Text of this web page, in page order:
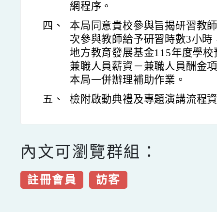
網程序。
四、
本局同意貴校參與旨揭研習教
次參與教師給予研習時數3小
地方教育發展基金115年度學
兼職人員薪資－兼職人員酬金
本局一併辦理補助作業。
五、
檢附啟動典禮及專題演講流程
內文可瀏覽群組：
註冊會員 訪客